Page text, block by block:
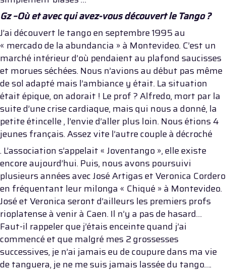
Gz –Où et avec qui avez-vous découvert le Tango ?
J’ai découvert le tango en septembre 1995 au
« mercado de la abundancia » à Montevideo. C’est un
marché intérieur d’où pendaient au plafond saucisses
et morues séchées. Nous n’avions au début pas même
de sol adapté mais l’ambiance y était. La situation
était épique, on adorait ! Le prof ? Alfredo, mort par la
suite d’une crise cardiaque, mais qui nous a donné, la
petite étincelle , l’envie d’aller plus loin. Nous étions 4
jeunes français. Assez vite l’autre couple à décroché
. L’association s’appelait « Joventango », elle existe
encore aujourd’hui. Puis, nous avons poursuivi
plusieurs années avec José Artigas et Veronica Cordero
en fréquentant leur milonga « Chiqué » à Montevideo.
José et Veronica seront d’ailleurs les premiers profs
rioplatense à venir à Caen. Il n’y a pas de hasard…
Faut-il rappeler que j’étais enceinte quand j’ai
commencé et que malgré mes 2 grossesses
successives, je n’ai jamais eu de coupure dans ma vie
de tanguera, je ne me suis jamais lassée du tango….